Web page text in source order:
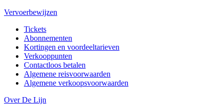
Vervoerbewijzen
Tickets
Abonnementen
Kortingen en voordeeltarieven
Verkooppunten
Contactloos betalen
Algemene reisvoorwaarden
Algemene verkoopsvoorwaarden
Over De Lijn